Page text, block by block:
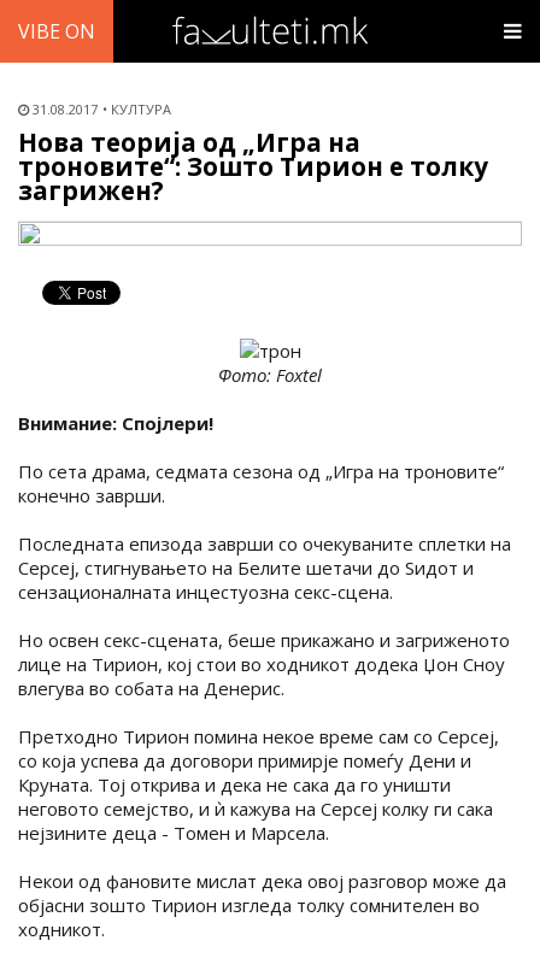
VIBE ON
31.08.2017 КУЛТУРА
Нова теорија од „Игра на
троновите“: Зошто Тирион е толку
загрижен?
Фото: Foxtel
Внимание: Спојлери!
По сета драма, седмата сезона од „Игра на троновите“
конечно заврши.
Последната епизода заврши со очекуваните сплетки на
Серсеј, стигнувањето на Белите шетачи до Ѕидот и
сензационалната инцестуозна секс-сцена.
Но освен секс-сцената, беше прикажано и загриженото
лице на Тирион, кој стои во ходникот додека Џон Сноу
влегува во собата на Денерис.
Претходно Тирион помина некое време сам со Серсеј,
со која успева да договори примирје помеѓу Дени и
Круната. Тој открива и дека не сака да го уништи
неговото семејство, и ѝ кажува на Серсеј колку ги сака
нејзините деца - Томен и Марсела.
Некои од фановите мислат дека овој разговор може да
објасни зошто Тирион изгледа толку сомнителен во
ходникот.